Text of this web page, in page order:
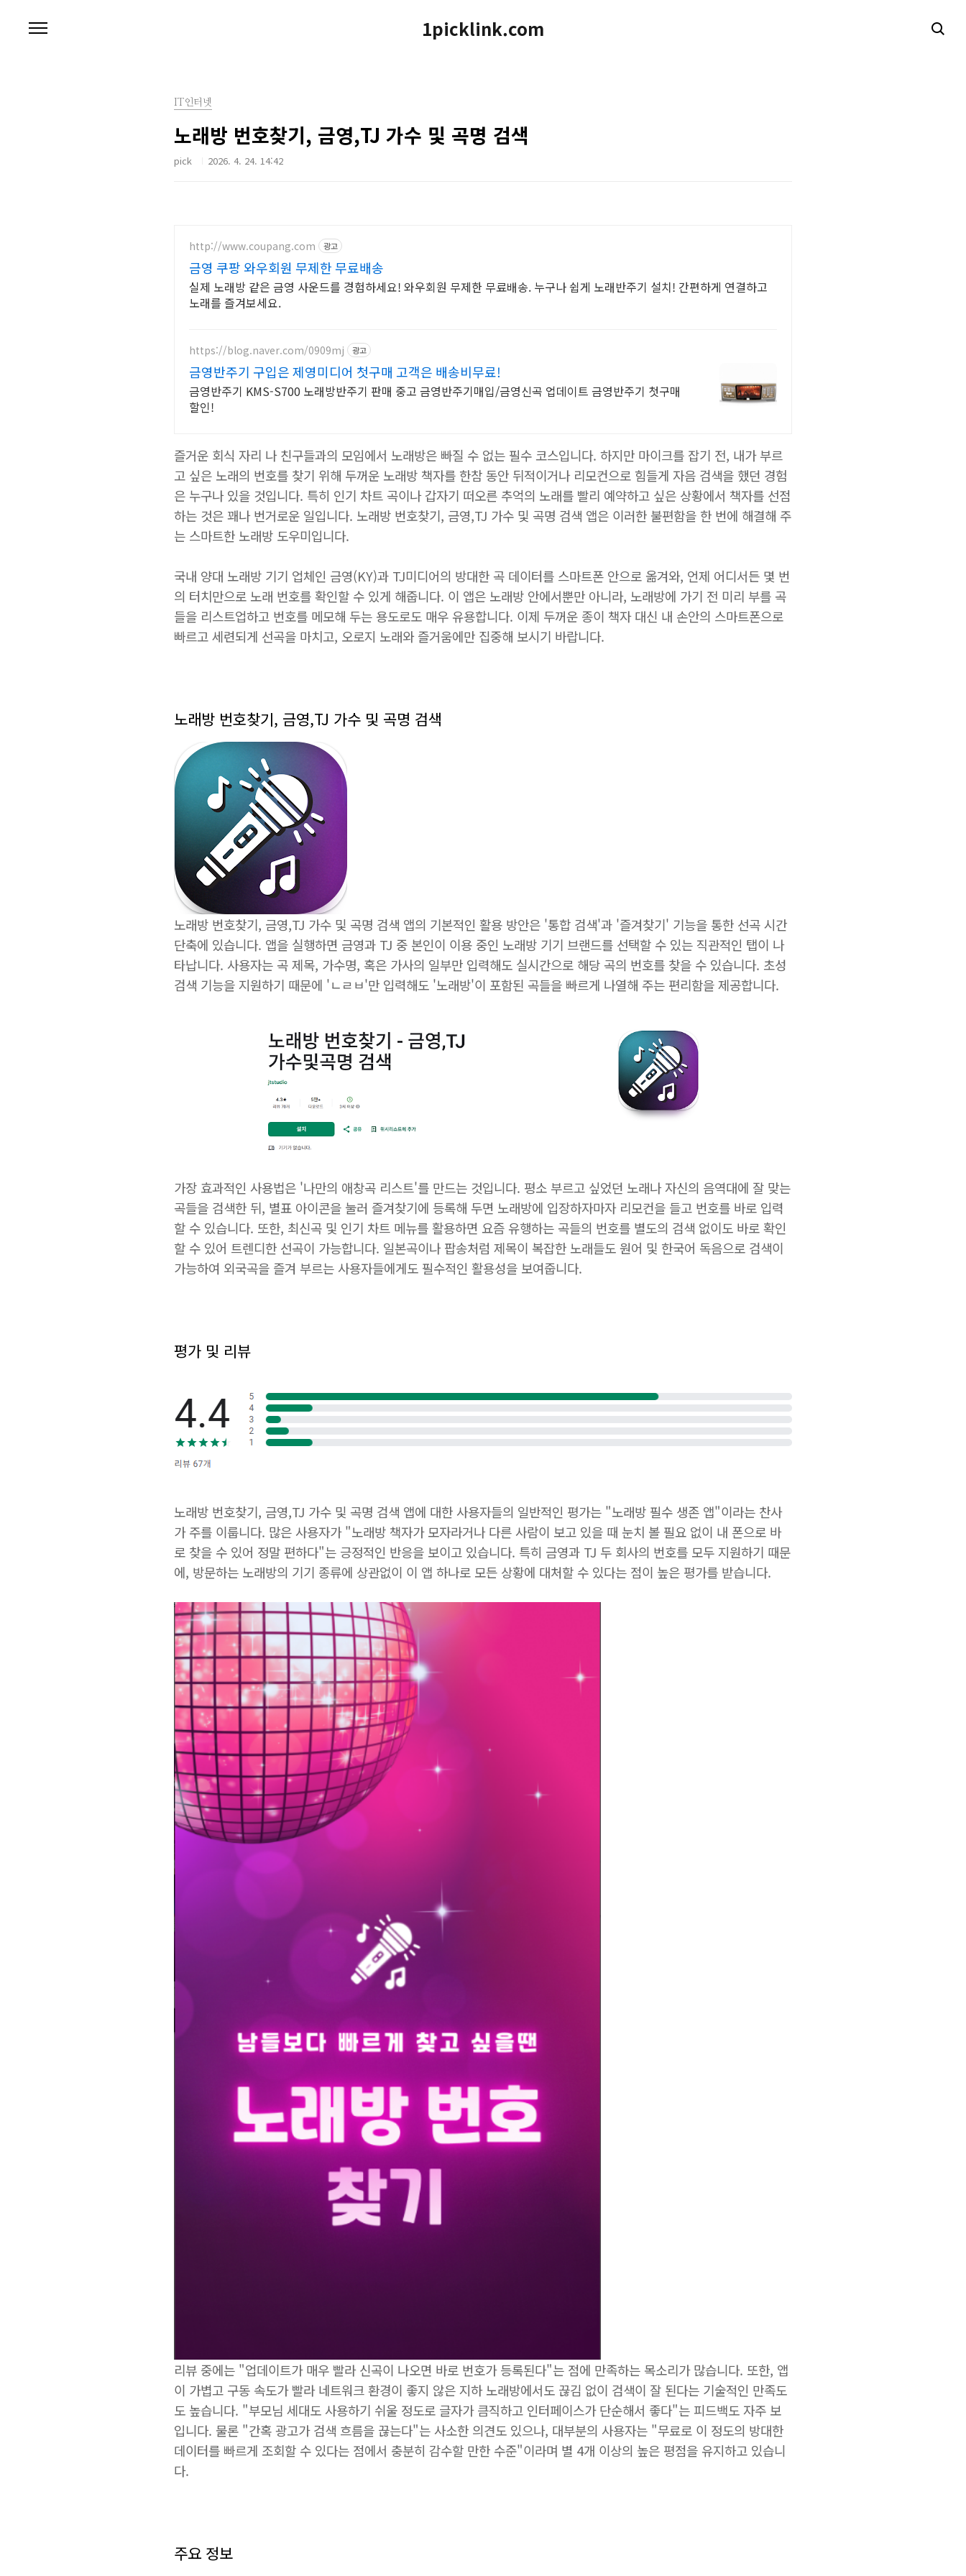
1picklink.com
IT인터넷
노래방 번호찾기, 금영,TJ 가수 및 곡명 검색
pick 2026. 4. 24. 14:42
http://www.coupang.com 광고
금영 쿠팡 와우회원 무제한 무료배송
실제 노래방 같은 금영 사운드를 경험하세요! 와우회원 무제한 무료배송. 누구나 쉽게 노래반주기 설치! 간편하게 연결하고
노래를 즐겨보세요.
https://blog.naver.com/0909mj 광고
금영반주기 구입은 제영미디어 첫구매 고객은 배송비무료!
금영반주기 KMS-S700 노래방반주기 판매 중고 금영반주기매입/금영신곡 업데이트 금영반주기 첫구매
할인!
즐거운 회식 자리 나 친구들과의 모임에서 노래방은 빠질 수 없는 필수 코스입니다. 하지만 마이크를 잡기 전, 내가 부르
고 싶은 노래의 번호를 찾기 위해 두꺼운 노래방 책자를 한참 동안 뒤적이거나 리모컨으로 힘들게 자음 검색을 했던 경험
은 누구나 있을 것입니다. 특히 인기 차트 곡이나 갑자기 떠오른 추억의 노래를 빨리 예약하고 싶은 상황에서 책자를 선점
하는 것은 꽤나 번거로운 일입니다. 노래방 번호찾기, 금영,TJ 가수 및 곡명 검색 앱은 이러한 불편함을 한 번에 해결해 주
는 스마트한 노래방 도우미입니다.
국내 양대 노래방 기기 업체인 금영(KY)과 TJ미디어의 방대한 곡 데이터를 스마트폰 안으로 옮겨와, 언제 어디서든 몇 번
의 터치만으로 노래 번호를 확인할 수 있게 해줍니다. 이 앱은 노래방 안에서뿐만 아니라, 노래방에 가기 전 미리 부를 곡
들을 리스트업하고 번호를 메모해 두는 용도로도 매우 유용합니다. 이제 두꺼운 종이 책자 대신 내 손안의 스마트폰으로
빠르고 세련되게 선곡을 마치고, 오로지 노래와 즐거움에만 집중해 보시기 바랍니다.
노래방 번호찾기, 금영,TJ 가수 및 곡명 검색
노래방 번호찾기, 금영,TJ 가수 및 곡명 검색 앱의 기본적인 활용 방안은 '통합 검색'과 '즐겨찾기' 기능을 통한 선곡 시간
단축에 있습니다. 앱을 실행하면 금영과 TJ 중 본인이 이용 중인 노래방 기기 브랜드를 선택할 수 있는 직관적인 탭이 나
타납니다. 사용자는 곡 제목, 가수명, 혹은 가사의 일부만 입력해도 실시간으로 해당 곡의 번호를 찾을 수 있습니다. 초성
검색 기능을 지원하기 때문에 'ㄴㄹㅂ'만 입력해도 '노래방'이 포함된 곡들을 빠르게 나열해 주는 편리함을 제공합니다.
가장 효과적인 사용법은 '나만의 애창곡 리스트'를 만드는 것입니다. 평소 부르고 싶었던 노래나 자신의 음역대에 잘 맞는
곡들을 검색한 뒤, 별표 아이콘을 눌러 즐겨찾기에 등록해 두면 노래방에 입장하자마자 리모컨을 들고 번호를 바로 입력
할 수 있습니다. 또한, 최신곡 및 인기 차트 메뉴를 활용하면 요즘 유행하는 곡들의 번호를 별도의 검색 없이도 바로 확인
할 수 있어 트렌디한 선곡이 가능합니다. 일본곡이나 팝송처럼 제목이 복잡한 노래들도 원어 및 한국어 독음으로 검색이
가능하여 외국곡을 즐겨 부르는 사용자들에게도 필수적인 활용성을 보여줍니다.
평가 및 리뷰
노래방 번호찾기, 금영,TJ 가수 및 곡명 검색 앱에 대한 사용자들의 일반적인 평가는 "노래방 필수 생존 앱"이라는 찬사
가 주를 이룹니다. 많은 사용자가 "노래방 책자가 모자라거나 다른 사람이 보고 있을 때 눈치 볼 필요 없이 내 폰으로 바
로 찾을 수 있어 정말 편하다"는 긍정적인 반응을 보이고 있습니다. 특히 금영과 TJ 두 회사의 번호를 모두 지원하기 때문
에, 방문하는 노래방의 기기 종류에 상관없이 이 앱 하나로 모든 상황에 대처할 수 있다는 점이 높은 평가를 받습니다.
리뷰 중에는 "업데이트가 매우 빨라 신곡이 나오면 바로 번호가 등록된다"는 점에 만족하는 목소리가 많습니다. 또한, 앱
이 가볍고 구동 속도가 빨라 네트워크 환경이 좋지 않은 지하 노래방에서도 끊김 없이 검색이 잘 된다는 기술적인 만족도
도 높습니다. "부모님 세대도 사용하기 쉬울 정도로 글자가 큼직하고 인터페이스가 단순해서 좋다"는 피드백도 자주 보
입니다. 물론 "간혹 광고가 검색 흐름을 끊는다"는 사소한 의견도 있으나, 대부분의 사용자는 "무료로 이 정도의 방대한
데이터를 빠르게 조회할 수 있다는 점에서 충분히 감수할 만한 수준"이라며 별 4개 이상의 높은 평점을 유지하고 있습니
다.
주요 정보